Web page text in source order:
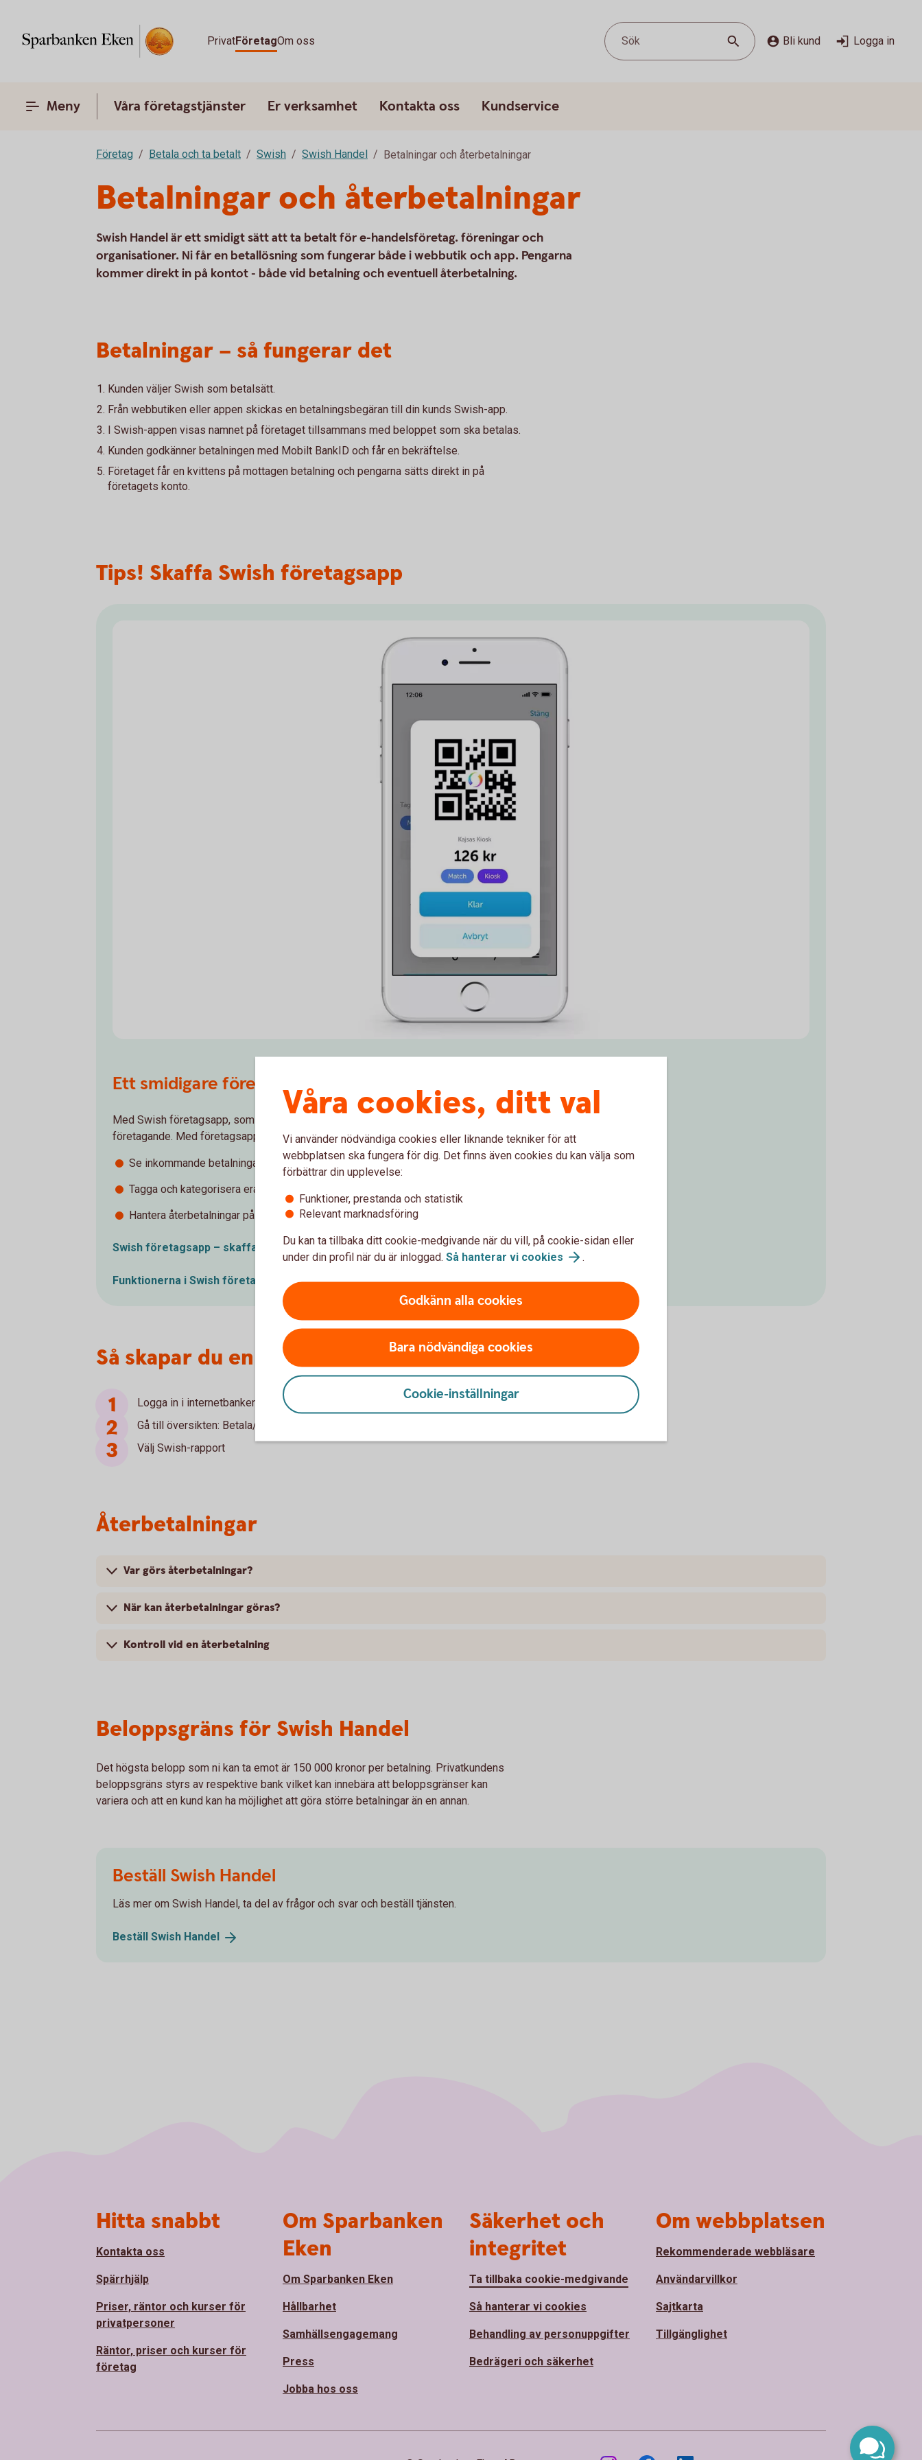
PrivatFöretagOm oss Sök Bli kund Logga in
Meny Våra företagstjänster Er verksamhet Kontakta oss Kundservice
Företag Betala och ta betalt Swish Swish Handel Betalningar och återbetalningar
Betalningar och återbetalningar
Swish Handel är ett smidigt sätt att ta betalt för e-handelsföretag. föreningar och
organisationer. Ni får en betallösning som fungerar både i webbutik och app. Pengarna
kommer direkt in på kontot - både vid betalning och eventuell återbetalning.
Betalningar – så fungerar det
Kunden väljer Swish som betalsätt.
Från webbutiken eller appen skickas en betalningsbegäran till din kunds Swish-app.
I Swish-appen visas namnet på företaget tillsammans med beloppet som ska betalas.
Kunden godkänner betalningen med Mobilt BankID och får en bekräftelse.
Företaget får en kvittens på mottagen betalning och pengarna sätts direkt in på
företagets konto.
Tips! Skaffa Swish företagsapp
Ett smidigare företagande med företagsappen
Med Swish företagsapp, som är ett komplement till Swish Handel, får ni ett smidigare
företagande. Med företagsappen kan ni göra flera saker:
Se inkommande betalningar i realtid.
Tagga och kategorisera era betalningar.
Hantera återbetalningar på ett smidigt sätt.
Swish företagsapp – skaffa appen och läs mer omtjänsten
Funktionerna i Swish företagsapp – detta kan nigöra
Så skapar du en Swish-rapport
Logga in i internetbanken
Gå till översikten: Betala/överföra – Swish – Swish funktioner.
Välj Swish-rapport
Återbetalningar
Var görs återbetalningar?
När kan återbetalningar göras?
Kontroll vid en återbetalning
Beloppsgräns för Swish Handel
Det högsta belopp som ni kan ta emot är 150 000 kronor per betalning. Privatkundens
beloppsgräns styrs av respektive bank vilket kan innebära att beloppsgränser kan
variera och att en kund kan ha möjlighet att göra större betalningar än en annan.
Beställ Swish Handel
Läs mer om Swish Handel, ta del av frågor och svar och beställ tjänsten.
Beställ Swish Handel
Våra cookies, ditt val
Vi använder nödvändiga cookies eller liknande tekniker för att
webbplatsen ska fungera för dig. Det finns även cookies du kan välja som
förbättrar din upplevelse:
Funktioner, prestanda och statistik
Relevant marknadsföring
Du kan ta tillbaka ditt cookie-medgivande när du vill, på cookie-sidan eller
under din profil när du är inloggad. Så hanterar vi cookies .
Godkänn alla cookies
Bara nödvändiga cookies
Cookie-inställningar
Hitta snabbt
Kontakta oss
Spärrhjälp
Priser, räntor och kurser för
privatpersoner
Räntor, priser och kurser för
företag
Om Sparbanken
Eken
Om Sparbanken Eken
Hållbarhet
Samhällsengagemang
Press
Jobba hos oss
Säkerhet och
integritet
Ta tillbaka cookie-medgivande
Så hanterar vi cookies
Behandling av personuppgifter
Bedrägeri och säkerhet
Om webbplatsen
Rekommenderade webbläsare
Användarvillkor
Sajtkarta
Tillgänglighet